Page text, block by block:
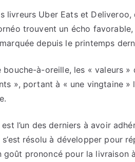
livreurs Uber Eats et Deliveroo,
trouvent un écho
depuis le printemps
à-oreille, les « valeurs »
», portant à « une vingtaine »
l’un des derniers à avoir
résolu à développer pour
prononcé pour la livraison